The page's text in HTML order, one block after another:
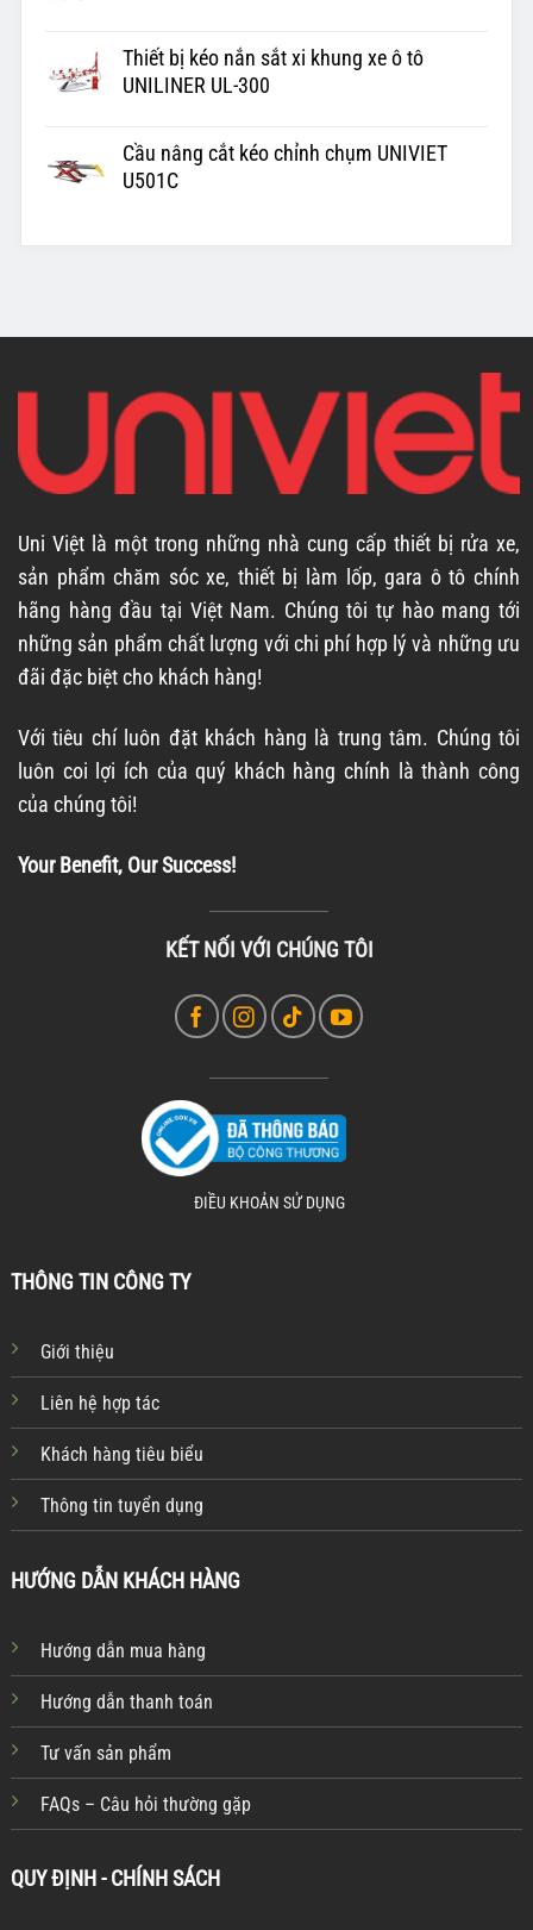
Thiết bị kéo nắn sắt xi khung xe ô tô
UNILINER UL-300
Cầu nâng cắt kéo chỉnh chụm UNIVIET
U501C
Uni Việt là một trong những nhà cung cấp thiết bị rửa xe,
sản phẩm chăm sóc xe, thiết bị làm lốp, gara ô tô chính
hãng hàng đầu tại Việt Nam. Chúng tôi tự hào mang tới
những sản phẩm chất lượng với chi phí hợp lý và những ưu
đãi đặc biệt cho khách hàng!
Với tiêu chí luôn đặt khách hàng là trung tâm. Chúng tôi
luôn coi lợi ích của quý khách hàng chính là thành công
của chúng tôi!
Your Benefit, Our Success!
KẾT NỐI VỚI CHÚNG TÔI
ĐIỀU KHOẢN SỬ DỤNG
THÔNG TIN CÔNG TY
Giới thiệu
Liên hệ hợp tác
Khách hàng tiêu biểu
Thông tin tuyển dụng
HƯỚNG DẪN KHÁCH HÀNG
Hướng dẫn mua hàng
Hướng dẫn thanh toán
Tư vấn sản phẩm
FAQs – Câu hỏi thường gặp
QUY ĐỊNH - CHÍNH SÁCH